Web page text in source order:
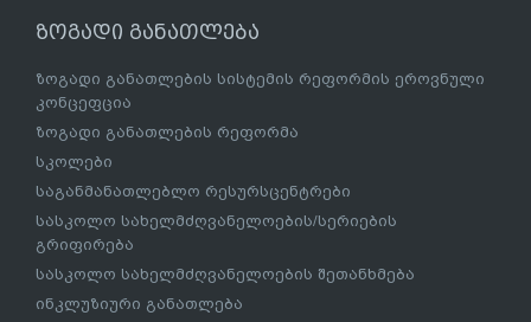
ზოგადი განათლება
ზოგადი განათლების სისტემის რეფორმის ეროვნული
კონცეფცია
ზოგადი განათლების რეფორმა
სკოლები
საგანმანათლებლო რესურსცენტრები
სასკოლო სახელმძღვანელოების/სერიების
გრიფირება
სასკოლო სახელმძღვანელოების შეთანხმება
ინკლუზიური განათლება